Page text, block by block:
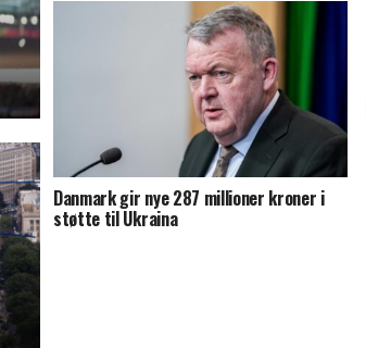
Danmark gir nye 287 millioner kroner i
støtte til Ukraina